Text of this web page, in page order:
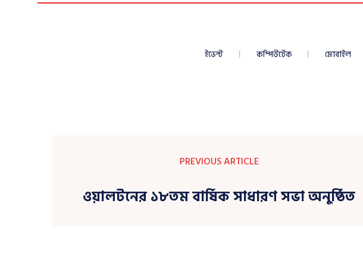
ইভেন্ট কম্পিউটেক মোবাইল
PREVIOUS ARTICLE
ওয়ালটনের ১৮তম বার্ষিক সাধারণ সভা অনুষ্ঠিত